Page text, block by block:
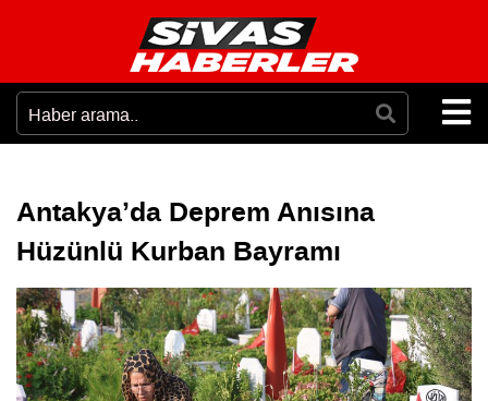
Antakya’da Deprem Anısına
Hüzünlü Kurban Bayramı